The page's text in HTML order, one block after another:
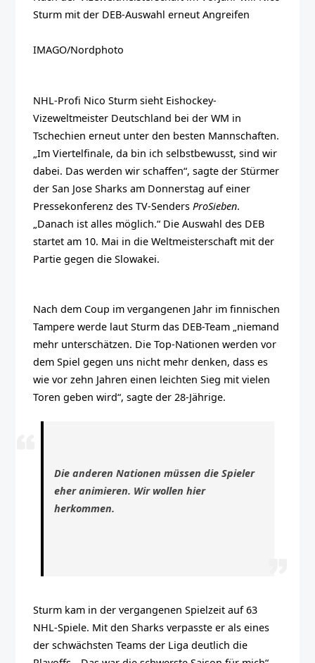
Sturm mit der DEB-Auswahl erneut Angreifen
IMAGO/Nordphoto
NHL-Profi Nico Sturm sieht Eishockey-
Vizeweltmeister Deutschland bei der WM in
Tschechien erneut unter den besten Mannschaften.
„Im Viertelfinale, da bin ich selbstbewusst, sind wir
dabei. Das werden wir schaffen“, sagte der Stürmer
der San Jose Sharks am Donnerstag auf einer
Pressekonferenz des TV-Senders ProSieben.
„Danach ist alles möglich.“ Die Auswahl des DEB
startet am 10. Mai in die Weltmeisterschaft mit der
Partie gegen die Slowakei.
Nach dem Coup im vergangenen Jahr im finnischen
Tampere werde laut Sturm das DEB-Team „niemand
mehr unterschätzen. Die Top-Nationen werden vor
dem Spiel gegen uns nicht mehr denken, dass es
wie vor zehn Jahren einen leichten Sieg mit vielen
Toren geben wird“, sagte der 28-Jährige.
Die anderen Nationen müssen die Spieler
eher animieren. Wir wollen hier
herkommen.
Sturm kam in der vergangenen Spielzeit auf 63
NHL-Spiele. Mit den Sharks verpasste er als eines
der schwächsten Teams der Liga deutlich die